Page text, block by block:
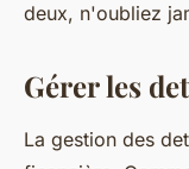
deux, n'oubliez
Gérer les
La gestion des